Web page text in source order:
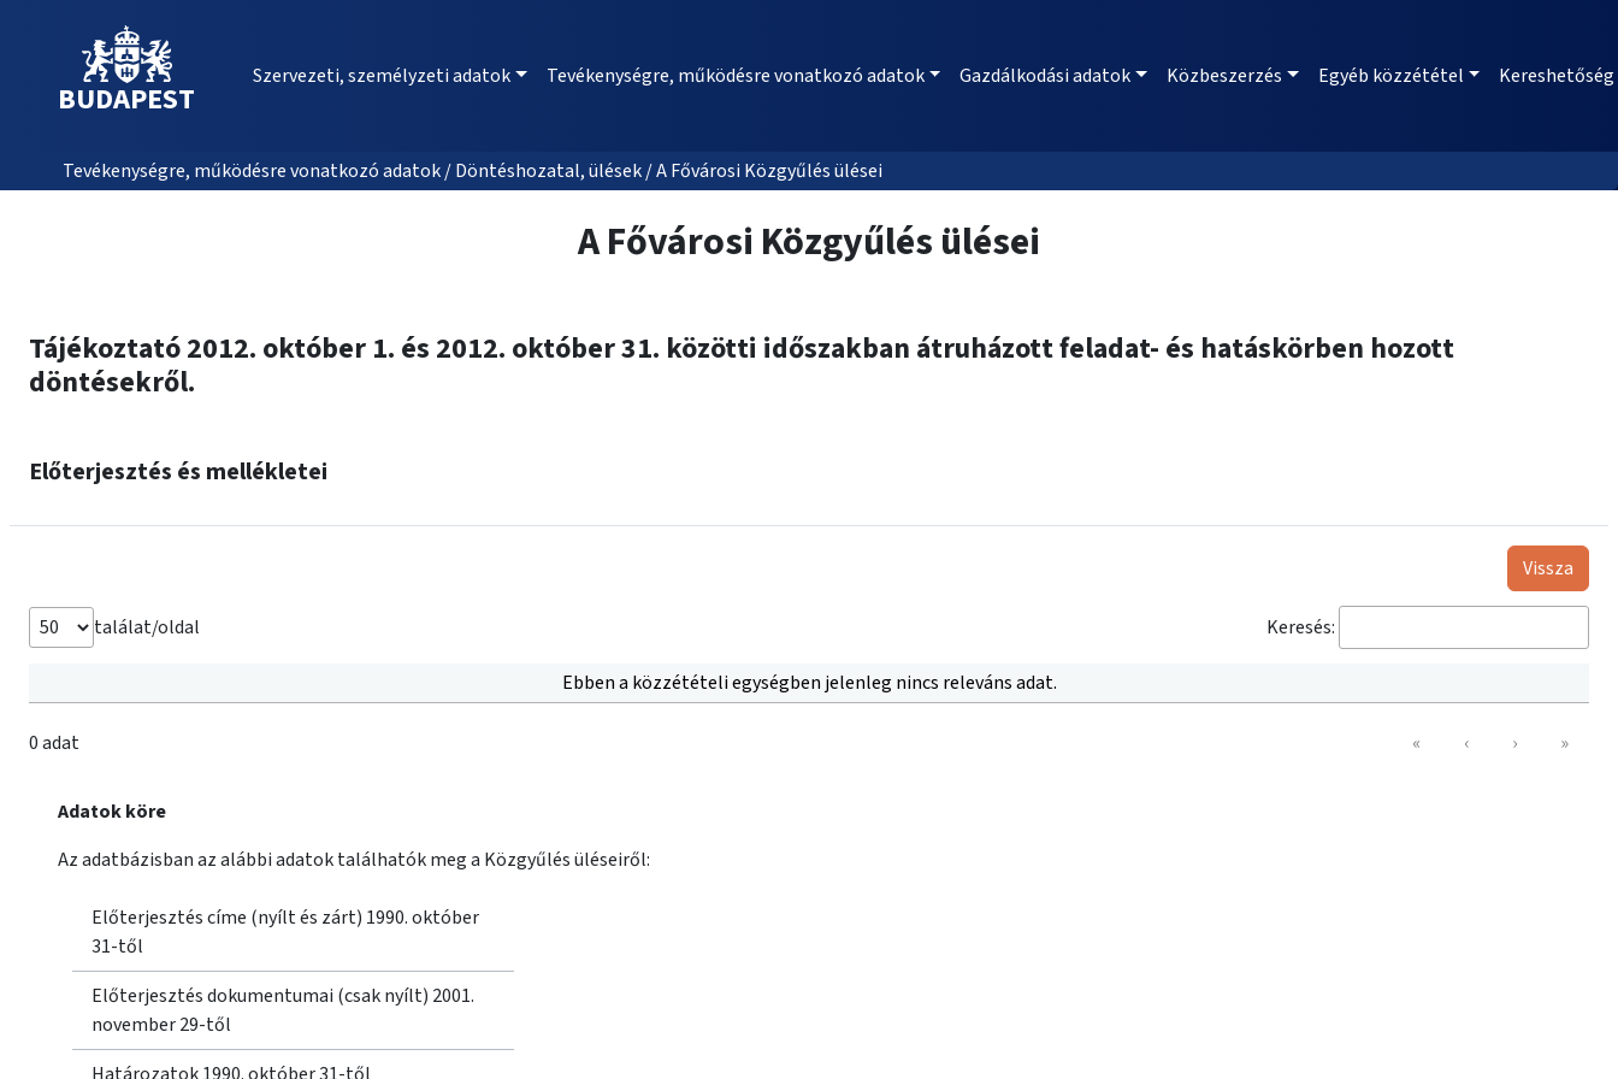
BUDAPEST
Szervezeti, személyzeti adatok Tevékenységre, működésre vonatkozó adatok Gazdálkodási adatok Közbeszerzés Egyéb közzététel Kereshetőség
Tevékenységre, működésre vonatkozó adatok / Döntéshozatal, ülések / A Fővárosi Közgyűlés ülései
A Fővárosi Közgyűlés ülései
Tájékoztató 2012. október 1. és 2012. október 31. közötti időszakban átruházott feladat- és hatáskörben hozott
döntésekről.
Előterjesztés és mellékletei
Vissza
találat/oldal Keresés:
Ebben a közzétételi egységben jelenleg nincs releváns adat.
0 adat « ‹ › »
Adatok köre
Az adatbázisban az alábbi adatok találhatók meg a Közgyűlés üléseiről:
Előterjesztés címe (nyílt és zárt) 1990. október
31-től
Előterjesztés dokumentumai (csak nyílt) 2001.
november 29-től